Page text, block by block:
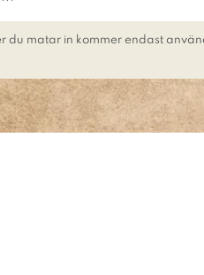
du matar in kommer endast